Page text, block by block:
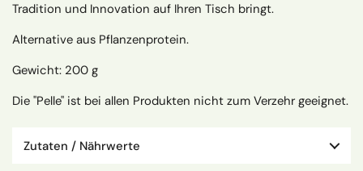
Tradition und Innovation auf Ihren Tisch bringt.
Alternative aus Pflanzenprotein.
Gewicht: 200 g
Die "Pelle" ist bei allen Produkten nicht zum Verzehr geeignet.
Zutaten / Nährwerte